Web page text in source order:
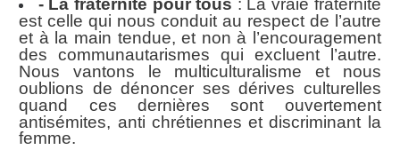
est celle qui nous conduit au respect de l’autre
et à la main tendue, et non à l’encouragement
des communautarismes qui excluent l’autre.
Nous vantons le multiculturalisme et nous
oublions de dénoncer ses dérives culturelles
quand ces dernières sont ouvertement
antisémites, anti chrétiennes etdiscriminant la
femme.